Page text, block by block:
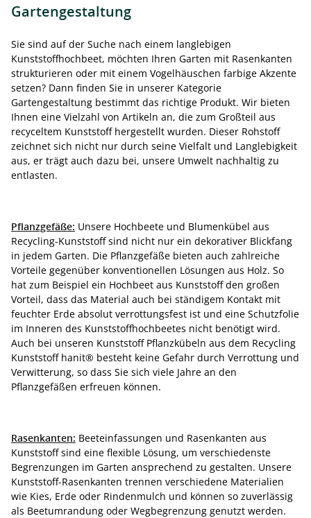
Gartengestaltung
Sie sind auf der Suche nach einem langlebigen
Kunststoffhochbeet, möchten Ihren Garten mit Rasenkanten
strukturieren oder mit einem Vogelhäuschen farbige Akzente
setzen? Dann finden Sie in unserer Kategorie
Gartengestaltung bestimmt das richtige Produkt. Wir bieten
Ihnen eine Vielzahl von Artikeln an, die zum Großteil aus
recyceltem Kunststoff hergestellt wurden. Dieser Rohstoff
zeichnet sich nicht nur durch seine Vielfalt und Langlebigkeit
aus, er trägt auch dazu bei, unsere Umwelt nachhaltig zu
entlasten.
Pflanzgefäße: Unsere Hochbeete und Blumenkübel aus
Recycling-Kunststoff sind nicht nur ein dekorativer Blickfang
in jedem Garten. Die Pflanzgefäße bieten auch zahlreiche
Vorteile gegenüber konventionellen Lösungen aus Holz. So
hat zum Beispiel ein Hochbeet aus Kunststoff den großen
Vorteil, dass das Material auch bei ständigem Kontakt mit
feuchter Erde absolut verrottungsfest ist und eine Schutzfolie
im Inneren des Kunststoffhochbeetes nicht benötigt wird.
Auch bei unseren Kunststoff Pflanzkübeln aus dem Recycling
Kunststoff hanit® besteht keine Gefahr durch Verrottung und
Verwitterung, so dass Sie sich viele Jahre an den
Pflanzgefäßen erfreuen können.
Rasenkanten: Beeteinfassungen und Rasenkanten aus
Kunststoff sind eine flexible Lösung, um verschiedenste
Begrenzungen im Garten ansprechend zu gestalten. Unsere
Kunststoff-Rasenkanten trennen verschiedene Materialien
wie Kies, Erde oder Rindenmulch und können so zuverlässig
als Beetumrandung oder Wegbegrenzung genutzt werden.